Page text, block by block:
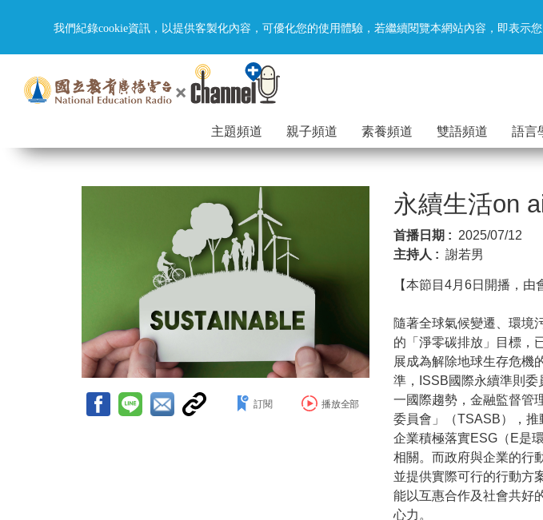
我們紀錄cookie資訊，以提供客製化內容，可優化您的使用體驗，若繼續閱覽本網站內容，即表示
主題頻道 親子頻道 素養頻道 雙語頻道 語言
永續生活on
首播日期 : 2025/07/12
主持人 : 謝若男
【本節目4月6日開播，
隨著全球氣候變遷、環境
的「淨零碳排放」目標，
展成為解除地球生存危機
準，ISSB國際永續準則
一國際趨勢，金融監督管
委員會」（TSASB），
企業積極落實ESG（E是
相關。而政府與企業的行
並提供實際可行的行動方
能以互惠合作及社會共好
心力。